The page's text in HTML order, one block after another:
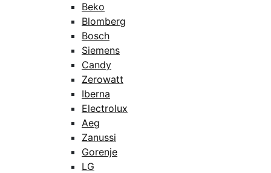
Beko
Blomberg
Bosch
Siemens
Candy
Zerowatt
Iberna
Electrolux
Aeg
Zanussi
Gorenje
LG